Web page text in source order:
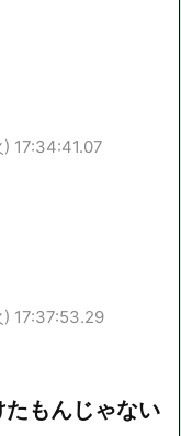
17:34:41.07
17:37:53.29
もんじゃない